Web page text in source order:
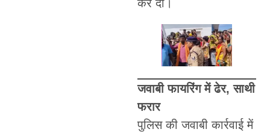
कर दी।
जवाबी फायरिंग में ढेर, साथी
फरार
पुलिस की जवाबी कार्रवाई में